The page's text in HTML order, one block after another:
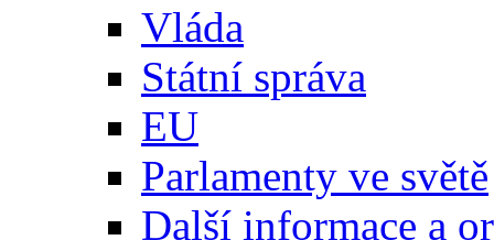
Vláda
Státní správa
EU
Parlamenty ve světě
Další informace a